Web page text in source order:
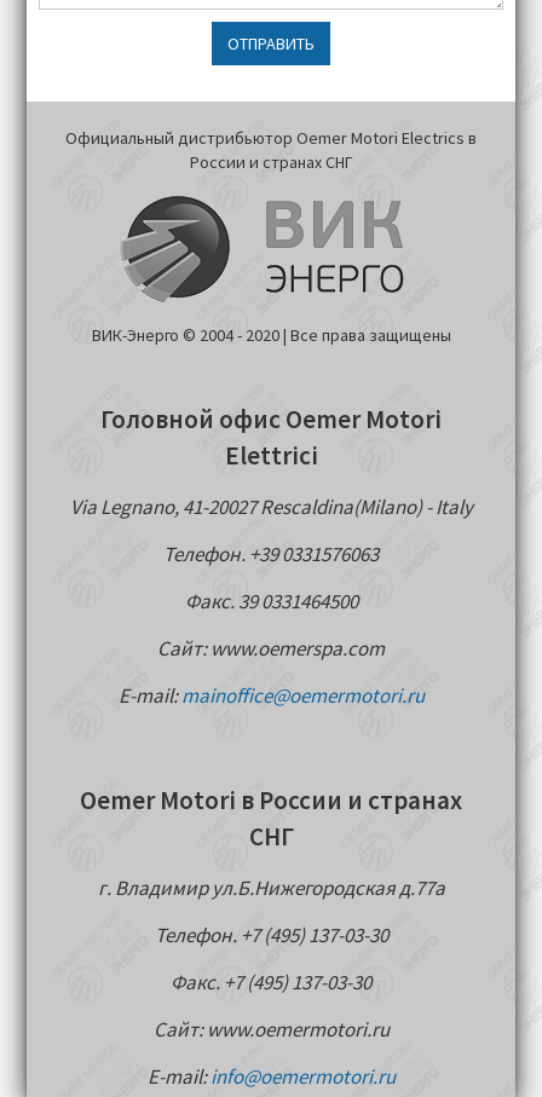
ОТПРАВИТЬ
Официальный дистрибьютор Oemer Motori Electrics в
России и странах СНГ
ВИК-Энерго © 2004 - 2020 | Все права защищены
Головной офис Oemer Motori
Elettrici
Via Legnano, 41-20027 Rescaldina(Milano) - Italy
Телефон. +39 0331576063
Факс. 39 0331464500
Сайт: www.oemerspa.com
E-mail:mainoffice@oemermotori.ru
Oemer Motori в России и странах
СНГ
г. Владимир ул.Б.Нижегородская д.77a
Телефон. +7 (495) 137-03-30
Факс. +7 (495) 137-03-30
Сайт: www.oemermotori.ru
E-mail:info@oemermotori.ru